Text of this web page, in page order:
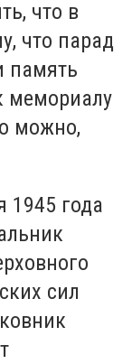
что в
что парад
память
мемориалу
можно,
1945 года
сил